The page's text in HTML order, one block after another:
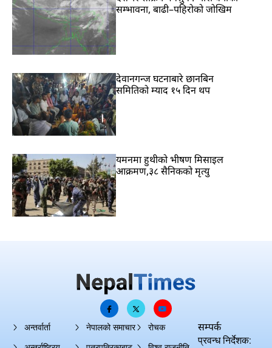
सम्भावना, बाढी–पहिरोको जोखिम
देवानगन्ज घटनाबारे छानबिन
समितिको म्याद १५ दिन थप
यमनमा हुथीको भीषण मिसाइल
आक्रमण,३८ सैनिकको मृत्यु
अन्तर्वार्ता
नेपालको समाचार
रोचक
सम्पर्क
प्रवन्ध निर्देशक: